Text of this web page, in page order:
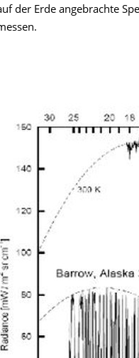
der Erde angebrachte